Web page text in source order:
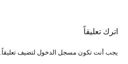
اترك تعليقاً
يجب أنت تكون مسجل الدخول لتضيف تعليقاً.